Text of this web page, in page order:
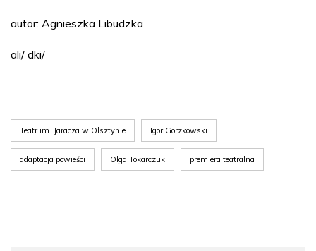
autor: Agnieszka Libudzka
ali/ dki/
Teatr im. Jaracza w Olsztynie Igor Gorzkowski
adaptacja powieści Olga Tokarczuk premiera teatralna